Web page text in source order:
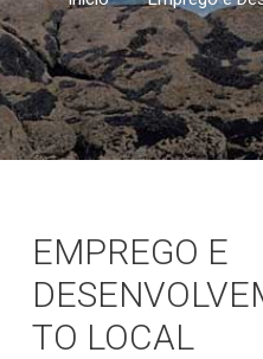
EMPREGO E
TO LOCAL